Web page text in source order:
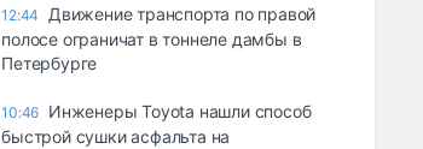
12:44
Движение транспорта по правой
полосе ограничат в тоннеле дамбы в
Петербурге
10:46 Инженеры Toyota нашли способ
быстрой сушки асфальта на